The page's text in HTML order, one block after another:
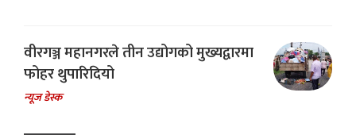
वीरगञ्ज महानगरले तीन उद्योगको मुख्यद्वारमा
फोहर थुपारिदियो
न्यूज डेस्क